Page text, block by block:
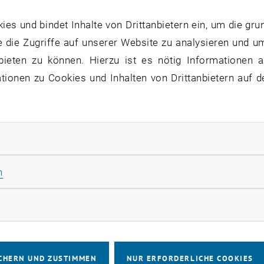
Reporting
offers a unique opportunity for a
to gain hands-on experience in
and Governance) reporting for mid-
the forefront of developing and
integrated into large
reporting tools, and analyzing
reporting processes. Additionally,
world pilot projects, ensuring the
ESG strategies.
und bindet Inhalte von Drittanbietern ein, um die
Zugriffe auf unserer Website zu analysieren und
zu können. Hierzu ist es nötig Informationen
zu Cookies und Inhalten von Drittanbietern auf
Cookies zulassen
UND ZUSTIMMEN NUR ERFORDERLICHE COOKIES